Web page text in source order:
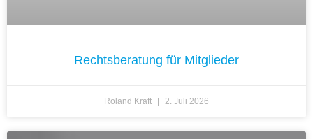
Rechtsberatung für Mitglieder
Roland Kraft 2. Juli 2026